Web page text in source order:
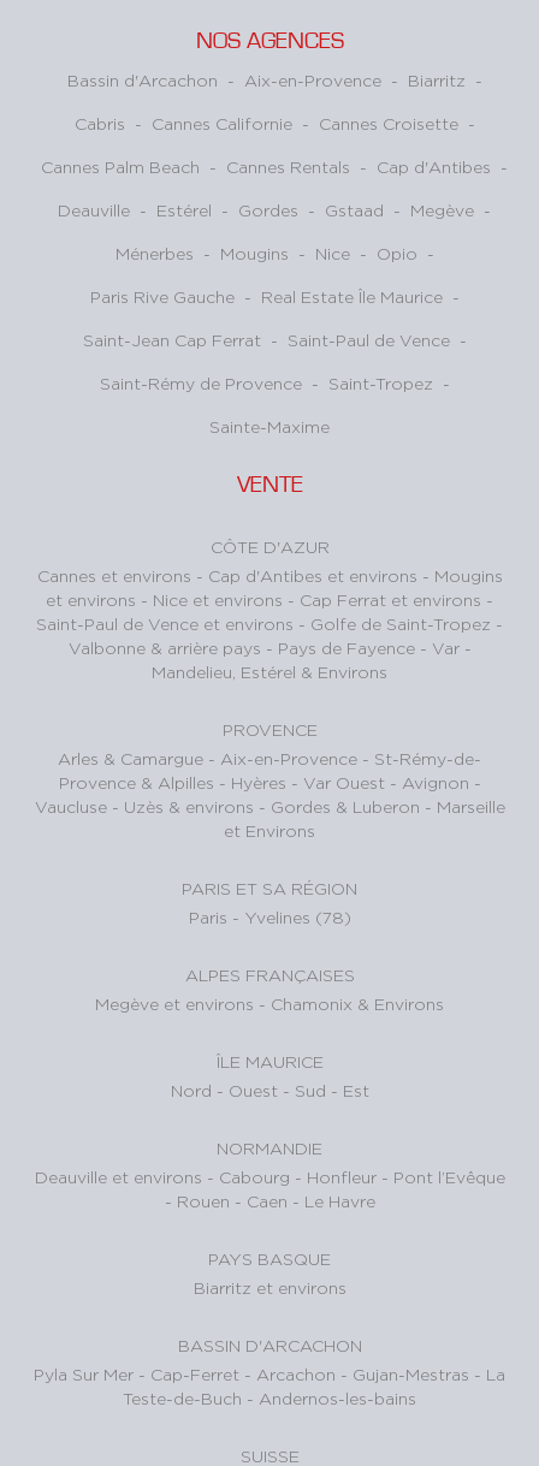
VENTE
CÔTE D'AZUR
Cannes et environs - Cap d'Antibes et environs - Mougins
et environs - Nice et environs - Cap Ferrat et environs -
Saint-Paul de Vence et environs - Golfe de Saint-Tropez -
Valbonne & arrière pays - Pays de Fayence - Var -
Mandelieu, Estérel & Environs
PROVENCE
Arles & Camargue - Aix-en-Provence - St-Rémy-de-
Provence & Alpilles - Hyères - Var Ouest - Avignon -
Vaucluse - Uzès & environs - Gordes & Luberon - Marseille
et Environs
PARIS ET SA RÉGION
Paris - Yvelines (78)
ALPES FRANÇAISES
Megève et environs - Chamonix & Environs
ÎLE MAURICE
Nord - Ouest - Sud - Est
NORMANDIE
Deauville et environs - Cabourg - Honfleur - Pont l’Evêque
- Rouen - Caen - Le Havre
PAYS BASQUE
Biarritz et environs
BASSIN D'ARCACHON
Pyla Sur Mer - Cap-Ferret - Arcachon - Gujan-Mestras - La
Teste-de-Buch - Andernos-les-bains
SUISSE
NOS AGENCES
Bassin d'Arcachon - Aix-en-Provence - Biarritz -
Cabris - Cannes Californie - Cannes Croisette -
Cannes Palm Beach - Cannes Rentals - Cap d'Antibes -
Deauville - Estérel - Gordes - Gstaad - Megève -
Ménerbes - Mougins - Nice - Opio -
Paris Rive Gauche - Real Estate Île Maurice -
Saint-Jean Cap Ferrat - Saint-Paul de Vence -
Saint-Rémy de Provence - Saint-Tropez -
Sainte-Maxime